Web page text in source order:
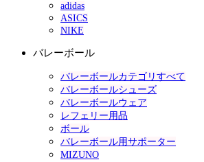
adidas
ASICS
NIKE
バレーボール
バレーボールカテゴリすべて
バレーボールシューズ
バレーボールウェア
レフェリー用品
ボール
バレーボール用サポーター
MIZUNO